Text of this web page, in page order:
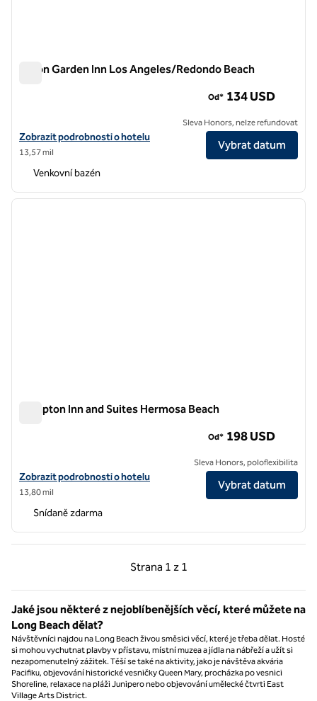
Hilton Garden Inn Los Angeles/Redondo Beach
Zobrazit podrobnosti o hotelu Hilton Garden Inn Los Angeles/
Zobrazit podrobnosti o hotelu
13,57 mil
Od* 134 USD
Sleva Honors, nelze refundovat
Vybrat datum
Venkovní bazén
1 z 12
další
Hampton Inn and Suites Hermosa Beach
Zobrazit podrobnosti o hotelu Hampton Inn and Suites Hermosa
Zobrazit podrobnosti o hotelu
13,80 mil
Od* 198 USD
Sleva Honors, poloflexibilita
Vybrat datum
Snídaně zdarma
Strana 1 z 1
Předchozí strana, 1 z 1
Strana 1 z 1
Jaké jsou některé z nejoblíbenějších věcí, které můžete na
Long Beach dělat?
Návštěvníci najdou na Long Beach živou směsici věcí, které je třeba dělat. Hosté
si mohou vychutnat plavby v přístavu, místní muzea a jídla na nábřeží a užít si
nezapomenutelný zážitek. Těší se také na aktivity, jako je návštěva akvária
Pacifiku, objevování historické vesničky Queen Mary, procházka po vesnici
Shoreline, relaxace na pláži Junipero nebo objevování umělecké čtvrti East
Village Arts District.